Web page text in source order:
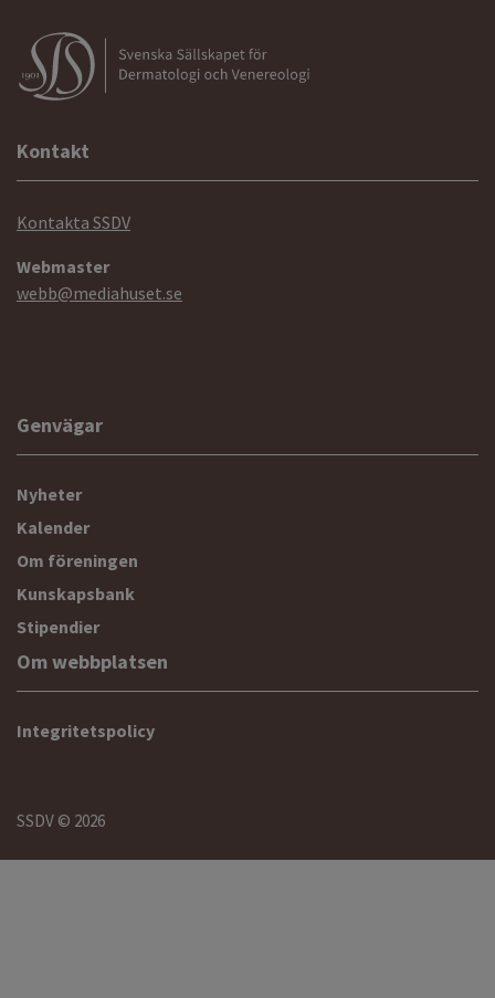
Kontakt
Kontakta SSDV
Webmaster
webb@mediahuset.se
Genvägar
Nyheter
Kalender
Om föreningen
Kunskapsbank
Stipendier
Om webbplatsen
Integritetspolicy
SSDV © 2026